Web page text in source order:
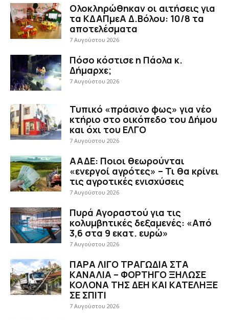
Ολοκληρώθηκαν οι αιτήσεις για
τα ΚΔΑΠμεΑ Δ.Βόλου: 10/8 τα
αποτελέσματα
7 Αυγούστου 2026
Πόσο κόστισε η Πάολα κ.
Δήμαρχε;
7 Αυγούστου 2026
Τυπικό «πράσινο φως» για νέο
κτήριο στο οικόπεδο του Δήμου
και όχι του ΕΛΓΟ
7 Αυγούστου 2026
ΑΑΔΕ: Ποιοι θεωρούνται
«ενεργοί αγρότες» – Τι θα κρίνει
τις αγροτικές ενισχύσεις
7 Αυγούστου 2026
Πυρά Αγοραστού για τις
κολυμβητικές δεξαμενές: «Από
3,6 στα 9 εκατ. ευρώ»
7 Αυγούστου 2026
ΠΑΡΑ ΛΙΓΟ ΤΡΑΓΩΔΙΑ ΣΤΑ
ΚΑΝΑΛΙΑ – ΦΟΡΤΗΓΟ ΞΗΛΩΣΕ
ΚΟΛΟΝΑ ΤΗΣ ΔΕΗ ΚΑΙ ΚΑΤΕΛΗΞΕ
ΣΕ ΣΠΙΤΙ
7 Αυγούστου 2026